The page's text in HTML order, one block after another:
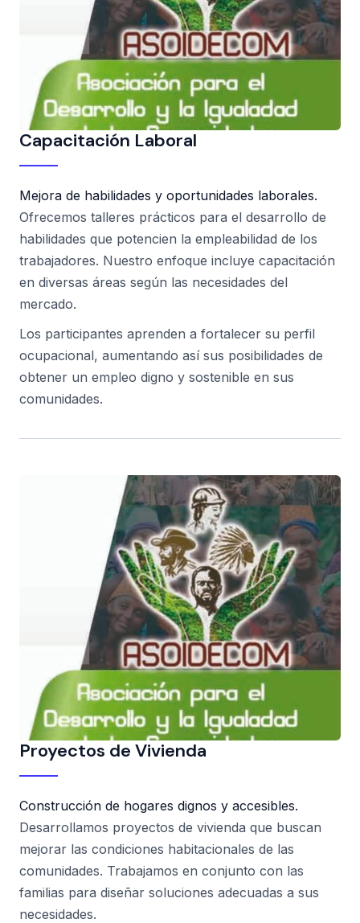
Capacitación Laboral
Mejora de habilidades y oportunidades laborales.
Ofrecemos talleres prácticos para el desarrollo de
habilidades que potencien la empleabilidad de los
trabajadores. Nuestro enfoque incluye capacitación
en diversas áreas según las necesidades del
mercado.
Los participantes aprenden a fortalecer su perfil
ocupacional, aumentando así sus posibilidades de
obtener un empleo digno y sostenible en sus
comunidades.
Proyectos de Vivienda
Construcción de hogares dignos y accesibles.
Desarrollamos proyectos de vivienda que buscan
mejorar las condiciones habitacionales de las
comunidades. Trabajamos en conjunto con las
familias para diseñar soluciones adecuadas a sus
necesidades.